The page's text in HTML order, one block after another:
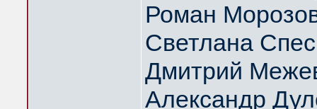
Роман
Светлана
Дмитрий
Александр